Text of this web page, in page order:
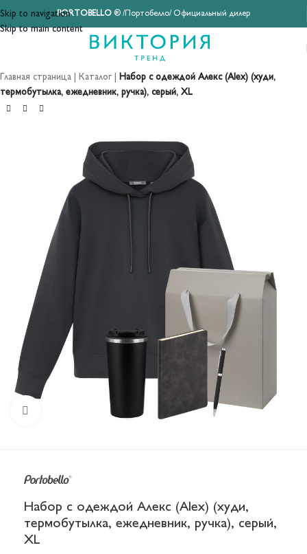
Skip to navigation
Skip to main content
PORTOBELLO® /Портобелло/ Официальный дилер
Главная страница Каталог
Набор с одеждой Алекс (Alex) (худи,
термобутылка, ежедневник, ручка), серый, XL
Набор с одеждой Алекс (Alex) (худи,
термобутылка, ежедневник, ручка), серый,
XL